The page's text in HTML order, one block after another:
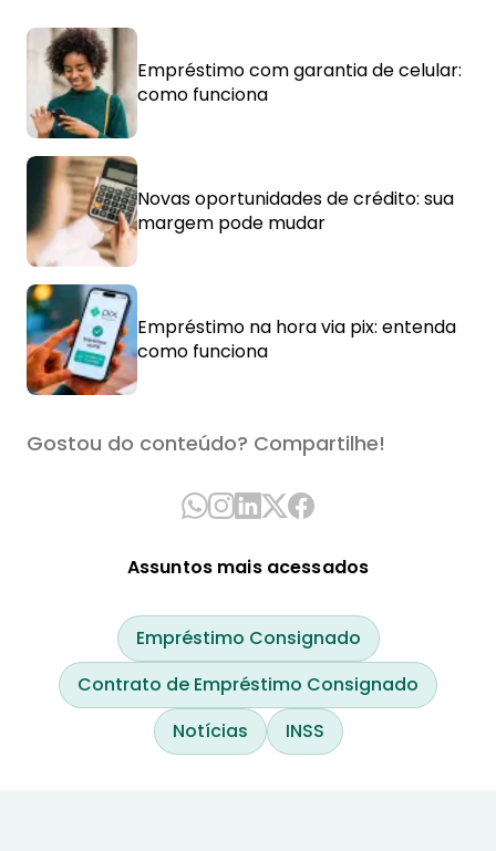
Empréstimo com garantia de celular:
como funciona
Novas oportunidades de crédito: sua
margem pode mudar
Empréstimo na hora via pix: entenda
como funciona
Gostou do conteúdo? Compartilhe!
Assuntos mais acessados
Empréstimo Consignado
Contrato de Empréstimo Consignado
Notícias
INSS